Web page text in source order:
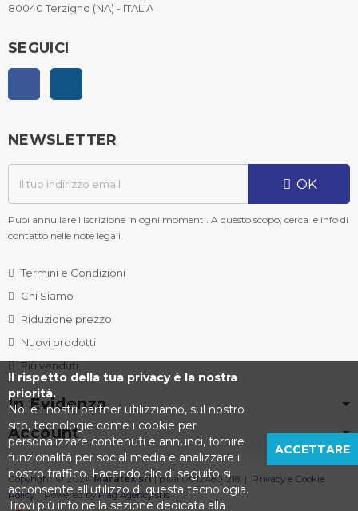
80040 Terzigno (NA) - ITALIA
SEGUICI
NEWSLETTER
OK
Puoi annullare l'iscrizione in ogni momenti. A questo scopo, cerca le info di
contatto nelle note legali.
Termini e Condizioni
Chi Siamo
Riduzione prezzo
Nuovi prodotti
Più venduti
In Evidenza
Account
Copyright © 2024 Maratex srl| p.iva 00124801218 | Privacy e Cookie
Policy| Powered by Flag Agency srls
Il rispetto della tua privacy è la nostra
priorità.
Noi e i nostri partner utilizziamo, sul nostro
sito, tecnologie come i cookie per
personalizzare contenuti e annunci, fornire
funzionalità per social media e analizzare il
nostro traffico. Facendo clic di seguito si
acconsente all'utilizzo di questa tecnologia.
Trovi più info nella sezione dedicata alla
ACCETTARE